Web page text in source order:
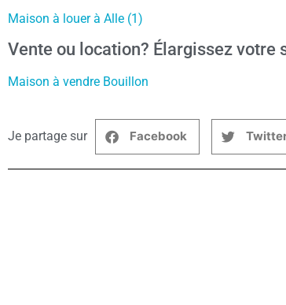
Maison à louer à Alle (1)
Vente ou location? Élargissez votre
Maison à vendre Bouillon
Je partage sur Facebook